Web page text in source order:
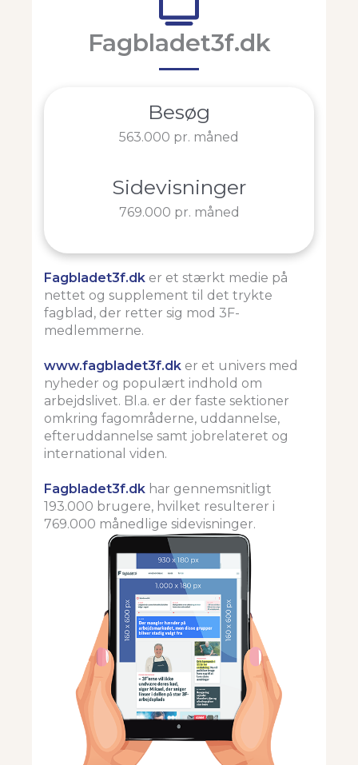
Fagbladet3f.dk
Besøg
563.000 pr. måned
Sidevisninger
769.000 pr. måned
Fagbladet3f.dk er et stærkt medie på
nettet og supplement til det trykte
fagblad, der retter sig mod 3F-
medlemmerne.
www.fagbladet3f.dk er et univers med
nyheder og populært indhold om
arbejdslivet. Bl.a. er der faste sektioner
omkring fagområderne, uddannelse,
efteruddannelse samt jobrelateret og
international viden.
Fagbladet3f.dk har gennemsnitligt
193.000 brugere, hvilket resulterer i
769.000 månedlige sidevisninger.